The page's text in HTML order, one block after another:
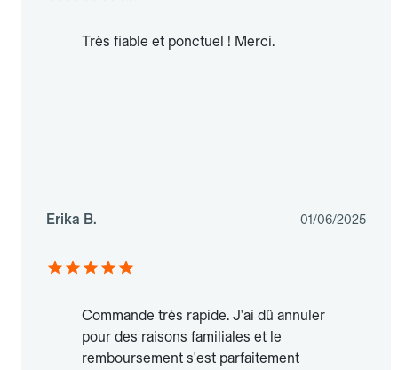
Très fiable et ponctuel ! Merci.
Erika B. 01/06/2025
Commande très rapide. J'ai dû annuler
pour des raisons familiales et le
remboursement s'est parfaitement